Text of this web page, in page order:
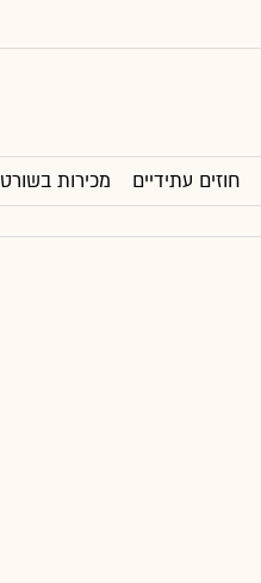
חוזים עתידיים מכירות בשורט